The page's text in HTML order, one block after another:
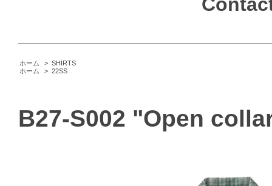
ホーム > SHIRTS
ホーム
> 22SS
B27-S002 "Open